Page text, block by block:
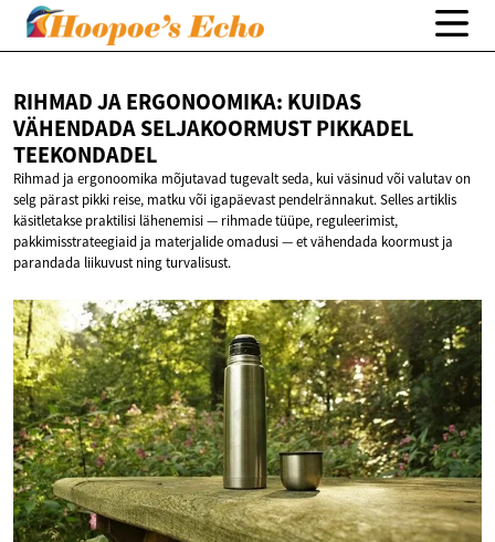
RIHMAD JA ERGONOOMIKA: KUIDAS
VÄHENDADA SELJAKOORMUSTPIKKADEL
TEEKONDADEL
Rihmad ja ergonoomika mõjutavad tugevalt seda, kui väsinud või valutav on
selg pärast pikki reise, matku või igapäevast pendelrännakut. Selles artiklis
käsitletakse praktilisi lähenemisi — rihmade tüüpe, reguleerimist,
pakkimisstrateegiaid ja materjalide omadusi — et vähendada koormust ja
parandada liikuvust ning turvalisust.